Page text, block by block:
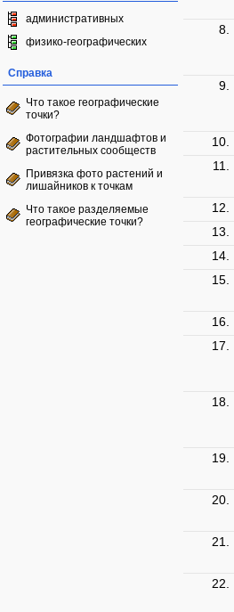
административных
физико-географических
Справка
Что такое географические
точки?
Фотографии ландшафтов и
растительных сообществ
Привязка фото растений и
лишайников к точкам
Что такое разделяемые
географические точки?
8.
9.
10.
11.
12.
13.
14.
15.
16.
17.
18.
19.
20.
21.
22.